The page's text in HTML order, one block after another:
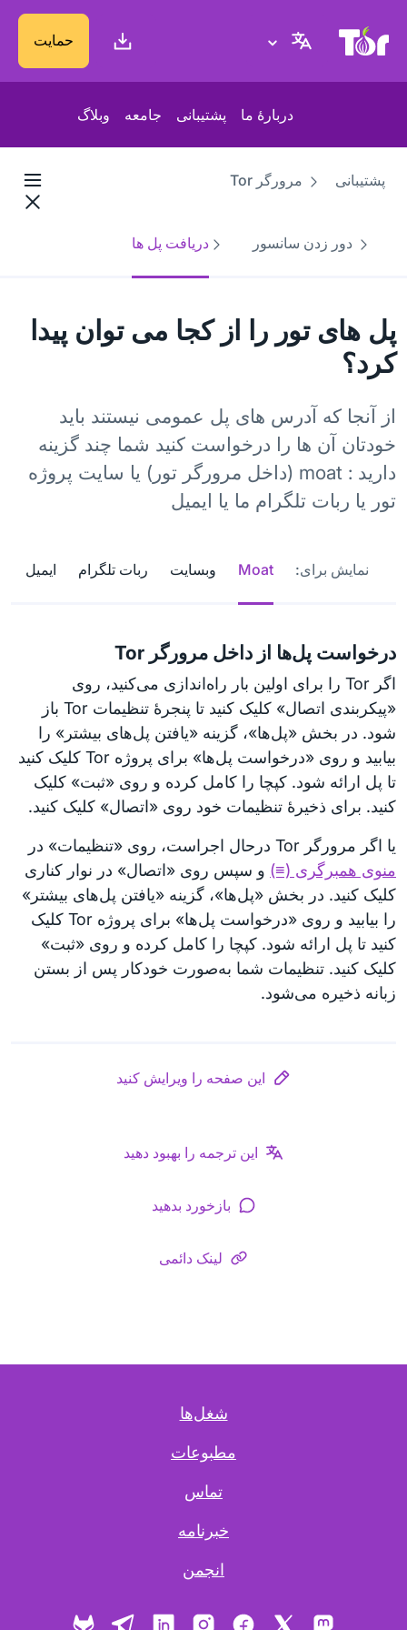
پایگاه وب پروژهٔ تور حمایت
دربارهٔ ما پشتیبانی جامعه وبلاگ
پشتیبانی مرورگر Tor
دور زدن سانسور دریافت پل ها
پل‌ های تور را از کجا می‌ توان پیدا
کرد؟
از آنجا که آدرس‌ های پل عمومی نیستند باید
خودتان آن ها را درخواست کنید شما چند گزینه
دارید : moat (داخل مرورگر تور) یا سایت پروژه
تور یا ربات تلگرام ما یا ایمیل
نمایش برای: Moat وبسایت ربات تلگرام ایمیل
درخواست پل‌ها از داخل مرورگر Tor
اگر Tor را برای اولین بار راه‌اندازی می‌کنید، روی
«پیکربندی اتصال» کلیک کنید تا پنجرهٔ تنظیمات Tor باز
شود. در بخش «پل‌ها»، گزینه «یافتن پل‌های بیشتر» را
بیابید و روی «درخواست پل‌ها» برای پروژه Tor کلیک کنید
تا پل ارائه شود. کپچا را کامل کرده و روی «ثبت» کلیک
کنید. برای ذخیرهٔ تنظیمات خود روی «اتصال» کلیک کنید.
یا اگر مرورگر Tor درحال اجراست، روی «تنظیمات» در
منوی همبرگری (≡) و سپس روی «اتصال» در نوار کناری
کلیک کنید. در بخش «پل‌ها»، گزینه «یافتن پل‌های بیشتر»
را بیابید و روی «درخواست پل‌ها» برای پروژه Tor کلیک
کنید تا پل ارائه شود. کپچا را کامل کرده و روی «ثبت»
کلیک کنید. تنظیمات شما به‌صورت خودکار پس از بستن
زبانه ذخیره می‌شود.
این صفحه را ویرایش کنید
این ترجمه را بهبود دهید
بازخورد بدهید
لینک دائمی
شغل‌ها
مطبوعات
تماس
خبرنامه
انجمن
ماستودون فیس بوکاینستاگرام
لینکدین تلگرام